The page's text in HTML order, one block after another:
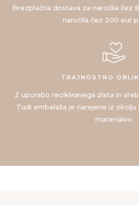
Brezplačna dostava za naročila čez
naročila čez 200 eur
TRAJNOSTNO
Z uporabo recikliranega zlata in
Tudi embalaža je narejena iz okolju
materialov.